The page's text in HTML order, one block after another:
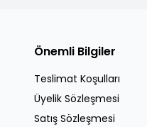
Önemli Bilgiler
Teslimat Koşulları
Üyelik Sözleşmesi
Satış Sözleşmesi